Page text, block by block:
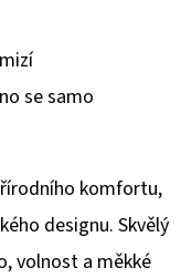
se samo
komfortu,
designu. Skvělý
volnost a měkké